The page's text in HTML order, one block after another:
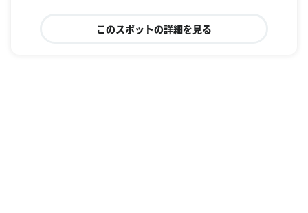
このスポットの詳細を見る